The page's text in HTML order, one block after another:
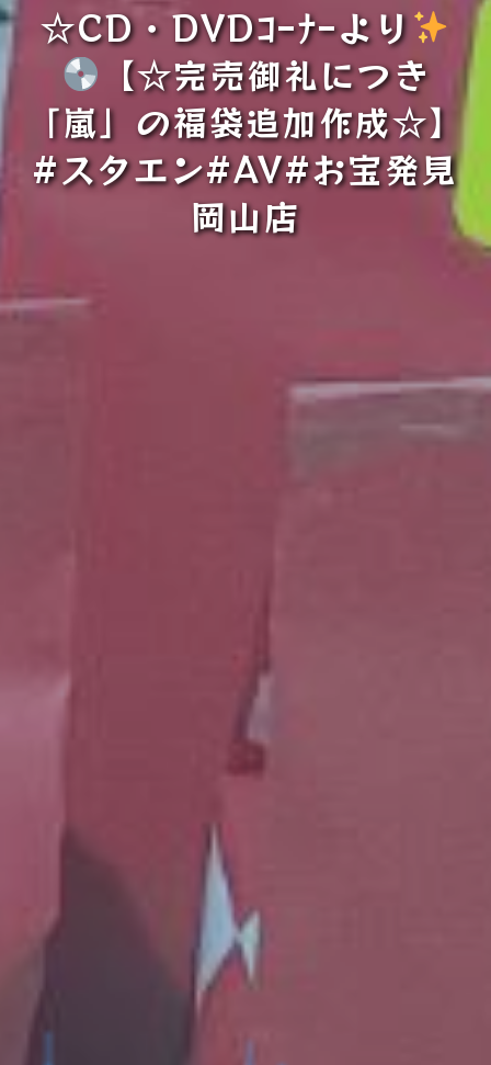
☆CD・DVDｺｰﾅｰより
【☆完売御礼につき
「嵐」の福袋追加作成☆】
#スタエン#AV#お宝発見
岡山店